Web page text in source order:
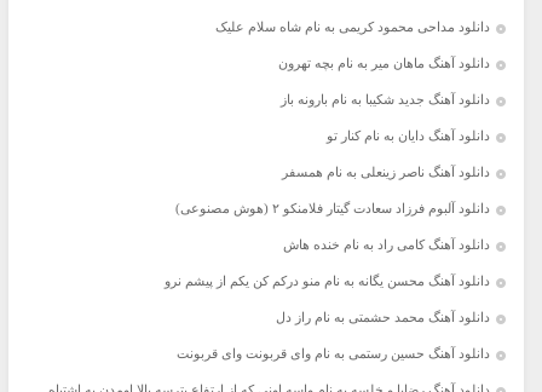
دانلود مداحی محمود کریمی به نام شاه سلام علیک
دانلود آهنگ ماهان میر به نام بچه تهرون
دانلود آهنگ جديد شکیبا به نام بارونه باز
دانلود آهنگ دایان به نام کنار تو
دانلود آهنگ ناصر زینعلی به نام همسفر
دانلود آلبوم فرزاد سعادت گیتار فلامنکو ۲ (هوش مصنوعی)
دانلود آهنگ کامی راد به نام خنده هاش
دانلود آهنگ محسن یگانه به نام منو درکم کن یکم از پیشم نرو
دانلود آهنگ محمد حشمتی به نام راز دل
دانلود آهنگ حسین رستمی به نام وای قربونت وای قربونت